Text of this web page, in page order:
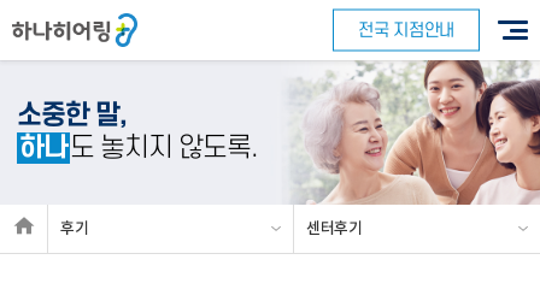
전국 지점안내
소중한 말,
하나도 놓치지 않도록.
후기 센터후기
바로 예약하기